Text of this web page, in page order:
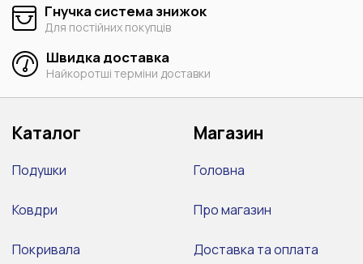
Гнучка система знижок
Для постійних покупців
Швидка доставка
Найкоротші терміни доставки
Каталог
Подушки
Ковдри
Покривала
Магазин
Головна
Про магазин
Доставка та оплата